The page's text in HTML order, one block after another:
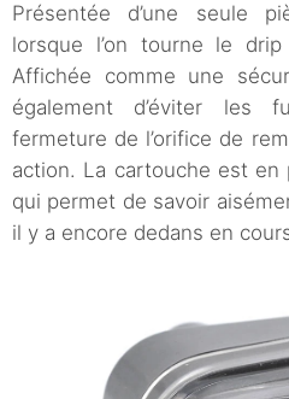
Présentée d’une seule
lorsque l’on tourne le
Affichée comme une
également d’éviter les
fermeture de l’orifice de
action. La cartouche est en
qui permet de savoir
il y a encore dedans en